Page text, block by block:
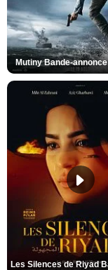
Mutiny Bande-annonce